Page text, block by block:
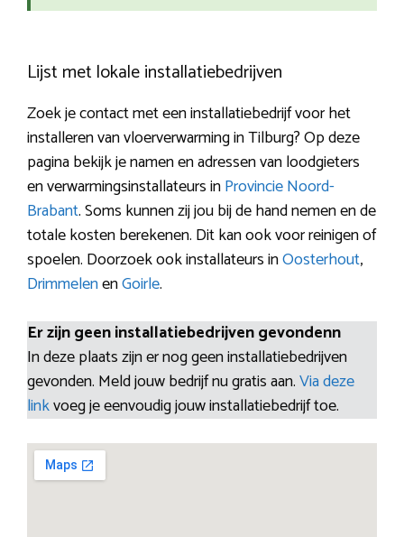
Lijst met lokale installatiebedrijven
Zoek je contact met een installatiebedrijf voor het
installeren van vloerverwarming in Tilburg? Op deze
pagina bekijk je namen en adressen van loodgieters
en verwarmingsinstallateurs inProvincie Noord-
Brabant. Soms kunnen zij jou bij de hand nemen en de
totale kosten berekenen. Dit kan ook voor reinigen of
spoelen. Doorzoek ook installateurs inOosterhout,
DrimmelenenGoirle.
Er zijn geen installatiebedrijven gevondenn
In deze plaats zijn er nog geen installatiebedrijven
gevonden. Meld jouw bedrijf nu gratis aan.Via deze
linkvoeg je eenvoudig jouw installatiebedrijf toe.